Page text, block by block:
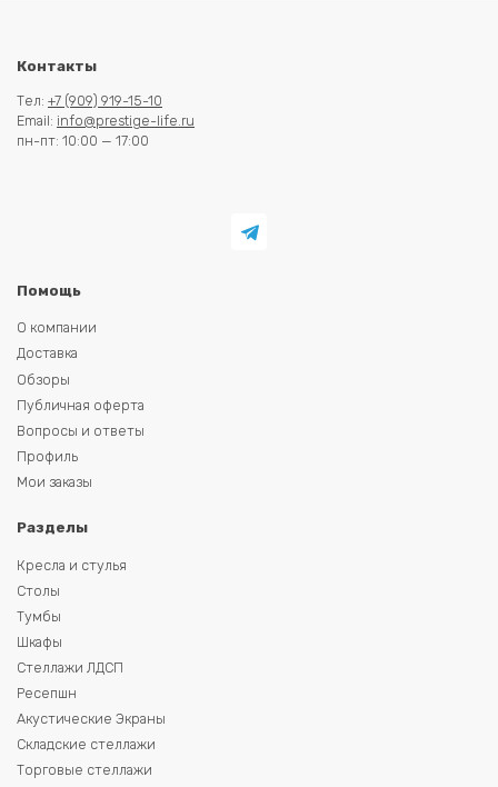
Контакты
Тел: +7 (909) 919-15-10
Email: info@prestige-life.ru
пн-пт: 10:00 — 17:00
Помощь
О компании
Доставка
Обзоры
Публичная оферта
Вопросы и ответы
Профиль
Мои заказы
Разделы
Кресла и стулья
Столы
Тумбы
Шкафы
Стеллажи ЛДСП
Ресепшн
Акустические Экраны
Складские стеллажи
Торговые стеллажи